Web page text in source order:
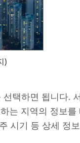
)
선택하면 됩니다.
는 지역의 정보
시기 등 상세 정